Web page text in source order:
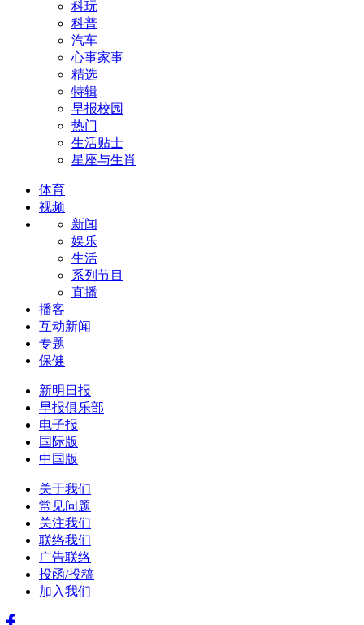
科玩
科普
汽车
心事家事
精选
特辑
早报校园
热门
生活贴士
星座与生肖
体育
视频
新闻
娱乐
生活
系列节目
直播
播客
互动新闻
专题
保健
新明日报
早报俱乐部
电子报
国际版
中国版
关于我们
常见问题
关注我们
联络我们
广告联络
投函/投稿
加入我们